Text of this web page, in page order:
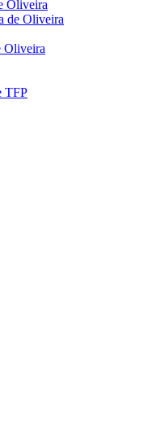
Oliveira
de Oliveira
Oliveira
TFP